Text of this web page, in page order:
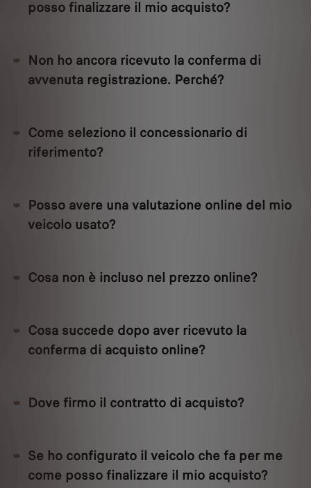
posso finalizzare il mio acquisto?
Non ho ancora ricevuto la conferma di
avvenuta registrazione. Perché?
Come seleziono il concessionario di
riferimento?
Posso avere una valutazione online del mio
veicolo usato?
Cosa non è incluso nel prezzo online?
Cosa succede dopo aver ricevuto la
conferma di acquisto online?
Dove firmo il contratto di acquisto?
Se ho configurato il veicolo che fa per me
come posso finalizzare il mio acquisto?